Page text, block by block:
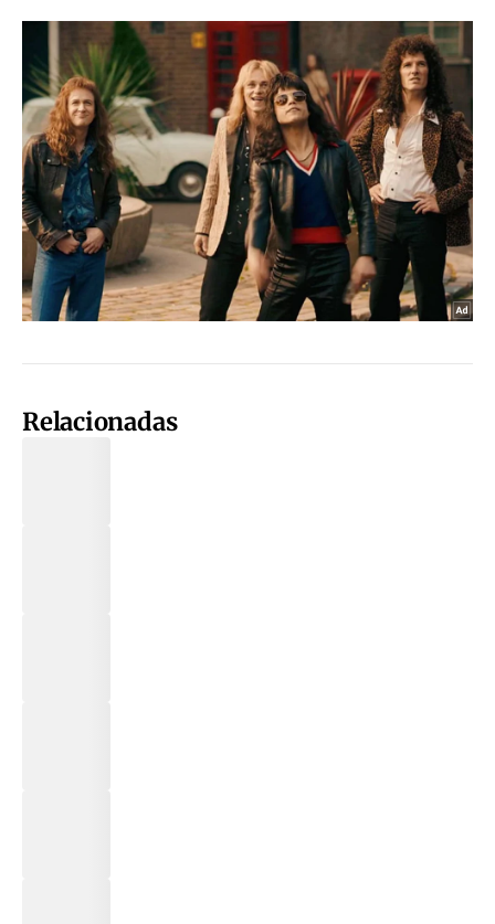
Relacionadas